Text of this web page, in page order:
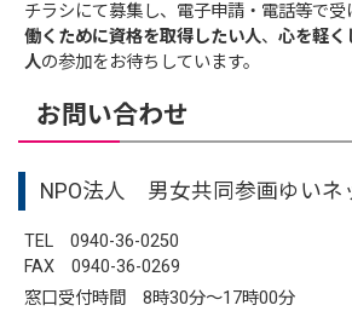
チラシにて募集し、電子申請・電話等で受
働くために資格を取得したい人、心を軽く
人の参加をお待ちしています。
お問い合わせ
NPO法人 男女共同参画ゆいネ
TEL 0940-36-0250
FAX 0940-36-0269
窓口受付時間 8時30分〜17時00分